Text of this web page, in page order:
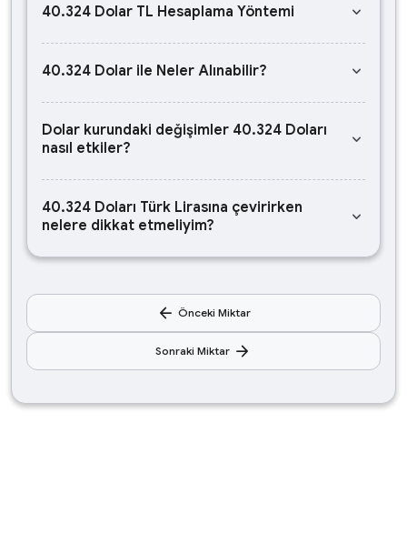
40.324 Dolar TL Hesaplama Yöntemi keyboard_arrow_down
40.324 Dolar ile Neler Alınabilir? keyboard_arrow_down
Dolar kurundaki değişimler 40.324 Doları
nasıl etkiler?
keyboard_arrow_down
40.324 Doları Türk Lirasına çevirirken
nelere dikkat etmeliyim?
keyboard_arrow_down
arrow_back Önceki Miktar
Sonraki Miktar arrow_forward